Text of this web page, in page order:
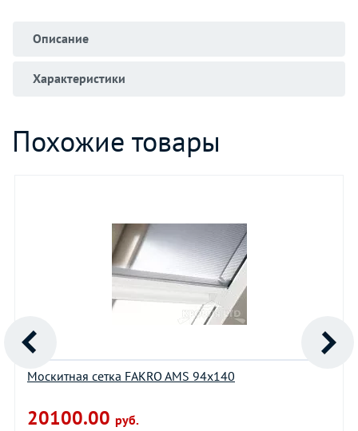
Описание
Характеристики
Похожие товары
Москитная сетка FAKRO AMS 94х140
20100.00 руб.